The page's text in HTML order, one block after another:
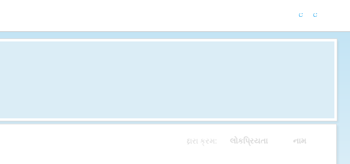
દ્દારા ક્રમ: લોકપ્રિયતા નામ